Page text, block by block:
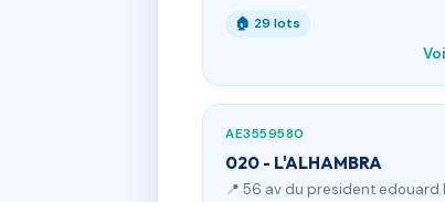
🏠 29 lots
AE3559580
020 - L'ALHAMBRA
📍 56 av du president edouard